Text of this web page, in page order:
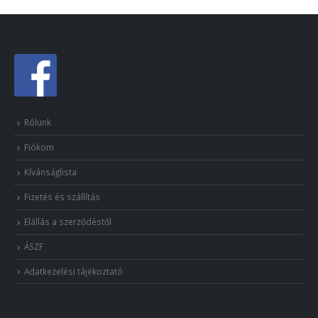
Rólunk
Fiókom
Kívánságlista
Fizetés és szállítás
Elállás a szerződéstől
ÁSZF
Adatkezelési tájékoztató